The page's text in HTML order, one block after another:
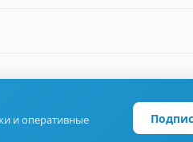
и оперативные